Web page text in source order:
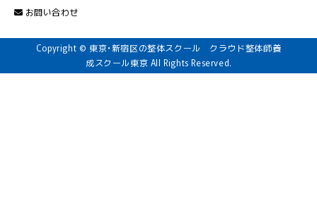
お問い合わせ
Copyright © 東京・新宿区の整体スクール クラウド整体師養
成スクール東京 All Rights Reserved.